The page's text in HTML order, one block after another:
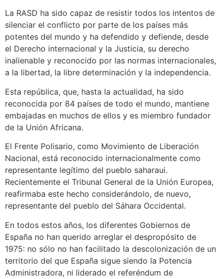
La RASD ha sido capaz de resistir todos los intentos de
silenciar el conflicto por parte de los países más
potentes del mundo y ha defendido y defiende, desde
el Derecho internacional y la Justicia, su derecho
inalienable y reconocido por las normas internacionales,
a la libertad, la libre determinación y la independencia.
Esta república, que, hasta la actualidad, ha sido
reconocida por 84 países de todo el mundo, mantiene
embajadas en muchos de ellos y es miembro fundador
de la Unión Africana.
El Frente Polisario, como Movimiento de Liberación
Nacional, está reconocido internacionalmente como
representante legítimo del pueblo saharaui.
Recientemente el Tribunal General de la Unión Europea,
reafirmaba este hecho considerándolo, de nuevo,
representante del pueblo del Sáhara Occidental.
En todos estos años, los diferentes Gobiernos de
España no han querido arreglar el despropósito de
1975: no sólo no han facilitado la descolonización de un
territorio del que España sigue siendo la Potencia
Administradora, ni liderado el referéndum de